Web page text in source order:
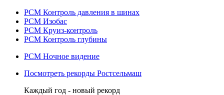
РСМ Контроль давления в шинах
РСМ Изобас
РСМ Круиз-контроль
РСМ Контроль глубины
РСМ Ночное видение
Посмотреть рекорды Ростсельмаш
Каждый год - новый рекорд